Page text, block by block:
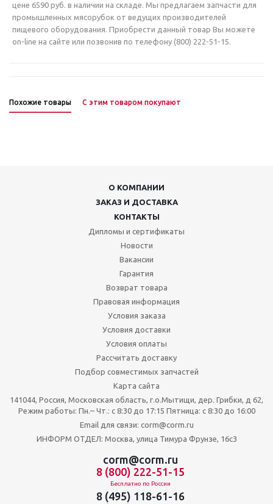
цене 6590 руб. в наличии на складе. Мы предлагаем запчасти для
промышленных мясорубок от ведущих производителей
пищевого оборудования. Приобрести данный товар Вы можете
on-line на сайте или позвонив по телефону (800) 222-51-15.
Похожие товары С этим товаром покупают
О КОМПАНИИ
ЗАКАЗ И ДОСТАВКА
КОНТАКТЫ
Дипломы и сертификаты
Новости
Вакансии
Гарантия
Возврат товара
Правовая информация
Условия заказа
Условия доставки
Условия оплаты
Рассчитать доставку
Подбор совместимых запчастей
Карта сайта
141044, Россия, Московская область, г.о.Мытищи, дер. Грибки, д 62,
Режим работы: Пн.– Чт.: с 8:30 до 17:15 Пятница: c 8:30 до 16:00
Email для связи: corm@corm.ru
ИНФОРМ ОТДЕЛ: Москва, улица Тимура Фрунзе, 16с3
corm@corm.ru
8 (800) 222-51-15
Бесплатно по России
8 (495) 118-61-16